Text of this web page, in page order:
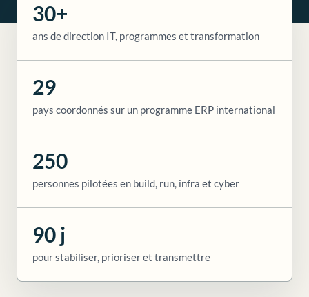
30+
ans de direction IT, programmes et transformation
29
pays coordonnés sur un programme ERP international
250
personnes pilotées en build, run, infra et cyber
90 j
pour stabiliser, prioriser et transmettre